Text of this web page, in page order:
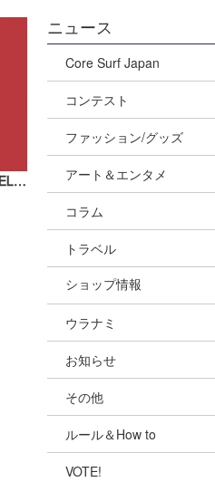
『FACING MONSTERS』DVD NEW RELEASE【AD】
ニュース
Core Surf Japan
コンテスト
ファッション/グッズ
アート＆エンタメ
コラム
トラベル
ショップ情報
ショップ情報
湘南
千葉北
伊豆
千葉南
ウラナミ
お知らせ
その他
ルール＆How to
VOTE!